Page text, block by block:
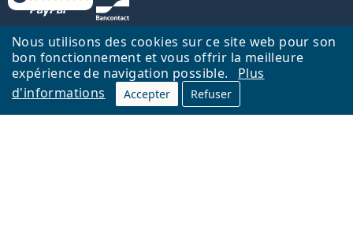
Nous utilisons des cookies sur ce site web pour son
bon fonctionnement et vous offrir la meilleure
expérience de navigation possible.
Plus
d'informations
Accepter Refuser
Retour à la page d'accueil Haut
Nederlands